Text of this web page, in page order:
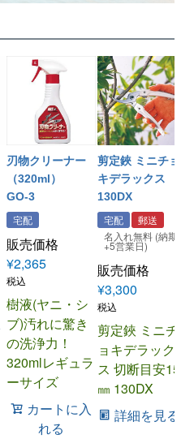
刃物クリーナー
（320ml）
GO-3
宅配
販売価格
¥2,365
税込
樹液(ヤニ・シ
ブ)汚れに驚き
の洗浄力！
320mlレギュラ
ーサイズ
カートに入
れる
剪定鋏 ミニチョ
キデラックス
130DX
宅配
郵送
名入れ無料 (納期
+5営業日)
販売価格
¥3,300
税込
剪定鋏 ミニチ
ョキデラック
ス 切断目安15
㎜ 130DX
詳細を見る